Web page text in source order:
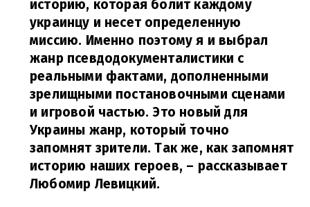
историю, которая болит каждому
украинцу и несет определенную
миссию. Именно поэтому я и выбрал
жанр псевдодокументалистики с
реальными фактами, дополненными
зрелищными постановочными сценами
и игровой частью. Это новый для
Украины жанр, который точно
запомнят зрители. Так же, как запомнят
историю наших героев, – рассказывает
Любомир Левицкий.